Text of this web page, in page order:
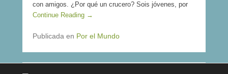
con amigos. ¿Por qué un crucero? Sois jóvenes, por
Continue Reading →
Publicada en Por el Mundo